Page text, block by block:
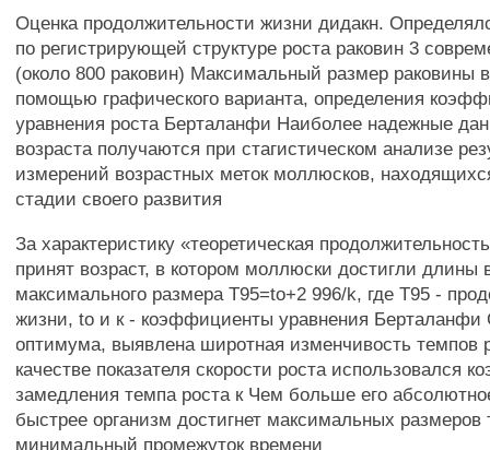
Оценка продолжительности жизни дидакн.
по регистрирующей структуре роста раковин 3
(около 800 раковин) Максимальный размер раковины
помощью графического варианта, определения
уравнения роста Берталанфи Наиболее надежные
возраста получаются при стагистическом анализе
измерений возрастных меток моллюсков,
стадии своего развития
За характеристику «теоретическая
принят возраст, в котором моллюски достигли
максимального размера T95=to+2 996/k, где Т95 -
жизни, to и к - коэффициенты уравнения Берталанфи
оптимума, выявлена широтная изменчивость темпов
качестве показателя скорости роста использовался
замедления темпа роста к Чем больше его
быстрее организм достигнет максимальных размеров
минимальный промежуток времени